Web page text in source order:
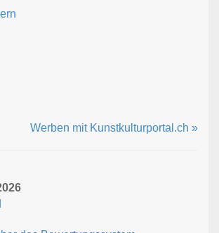
Werben mit Kunstkulturportal.ch »